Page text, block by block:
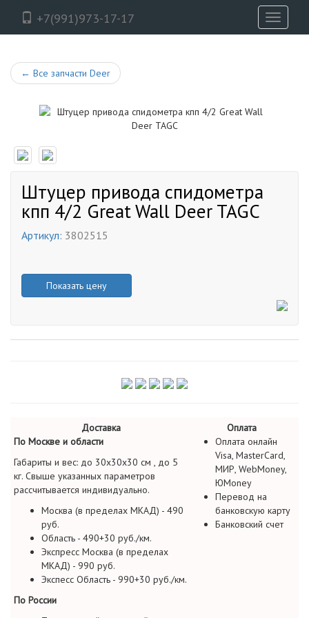
+7(991)973-17-17
Toggle
← Все запчасти Deer
Штуцер привода спидометра
кпп 4/2 Great Wall Deer TAGC
Артикул: 3802515
Показать цену
Доставка
Оплата
По Москве и области
Габариты и вес: до 30х30х30 см , до 5
кг. Свыше указанных параметров
рассчитывается индивидуально.
Москва (в пределах МКАД) - 490
руб.
Область - 490+30 руб./км.
Экспресс Москва (в пределах
МКАД) - 990 руб.
Экспесс Область - 990+30 руб./км.
По России
Оплата онлайн
Visa, MasterCard,
МИР, WebMoney,
ЮMoney
Перевод на
банковскую карту
Банковский счет